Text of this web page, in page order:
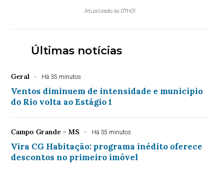
Atualizado às 07h01
Últimas notícias
Geral Há 35 minutos
Ventos diminuem de intensidade e município
do Rio volta ao Estágio 1
Campo Grande - MS Há 35 minutos
Vira CG Habitação: programa inédito oferece
descontos no primeiro imóvel